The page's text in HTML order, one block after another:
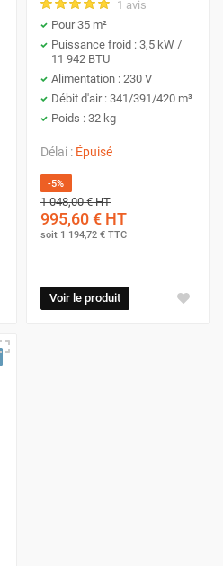
1 avis
Pour 35 m²
Puissance froid : 3,5 kW /
11 942 BTU
Alimentation : 230 V
Débit d'air : 341/391/420 m³
Poids : 32 kg
Délai : Épuisé
-5%
1 048,00 €HT
995,60 € HT
soit 1 194,72 € TTC
Voir le produit